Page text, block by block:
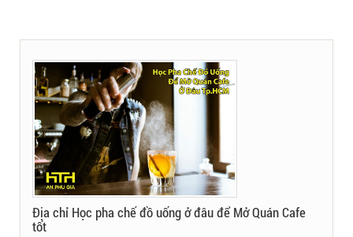
Địa chỉ Học pha chế đồ uống ở đâu để Mở Quán Cafe
tốt